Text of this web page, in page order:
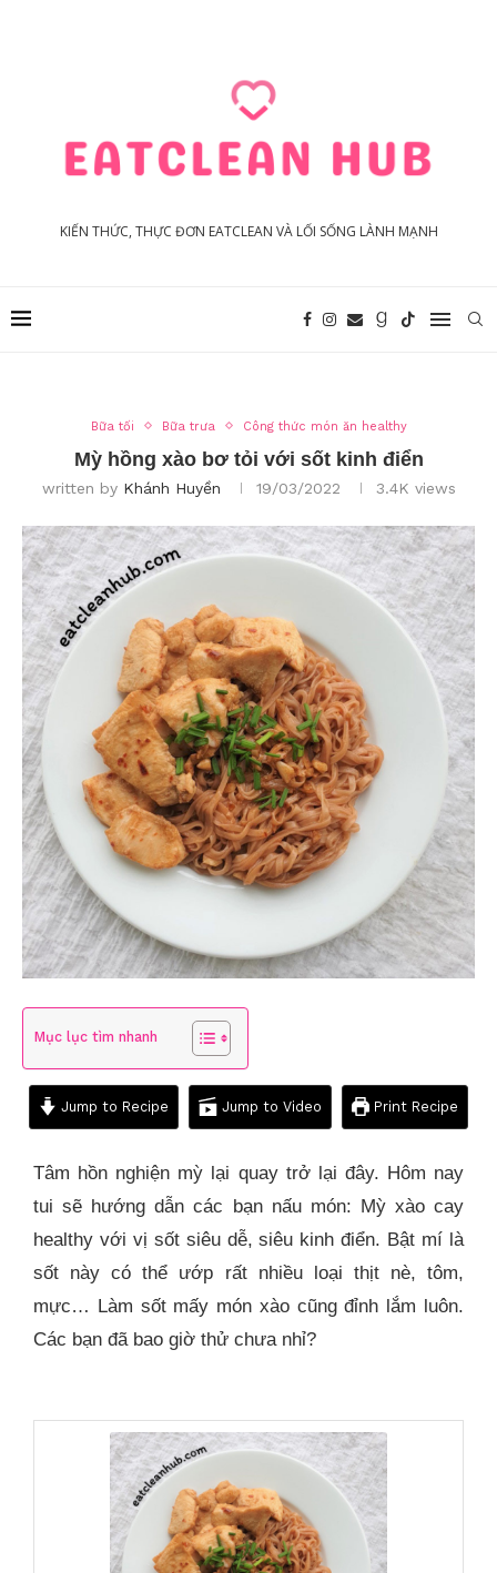
KIẾN THỨC, THỰC ĐƠN EATCLEAN VÀ LỐI SỐNG LÀNH MẠNH
Bữa tối Bữa trưa Công thức món ăn healthy
Mỳ hồng xào bơ tỏi với sốt kinh điển
written by Khánh Huyền 19/03/2022 3.4K views
Mục lục tìm nhanh
Jump to Recipe Jump to Video Print Recipe
Tâm hồn nghiện mỳ lại quay trở lại đây. Hôm nay
tui sẽ hướng dẫn các bạn nấu món: Mỳ xào cay
healthy với vị sốt siêu dễ, siêu kinh điển. Bật mí là
sốt này có thể ướp rất nhiều loại thịt nè, tôm,
mực… Làm sốt mấy món xào cũng đỉnh lắm luôn.
Các bạn đã bao giờ thử chưa nhỉ?